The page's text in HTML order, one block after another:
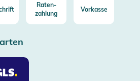
Raten-
zahlung
Vorkasse